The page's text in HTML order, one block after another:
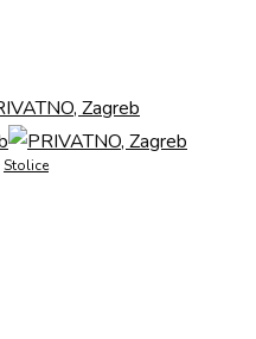
Stolice